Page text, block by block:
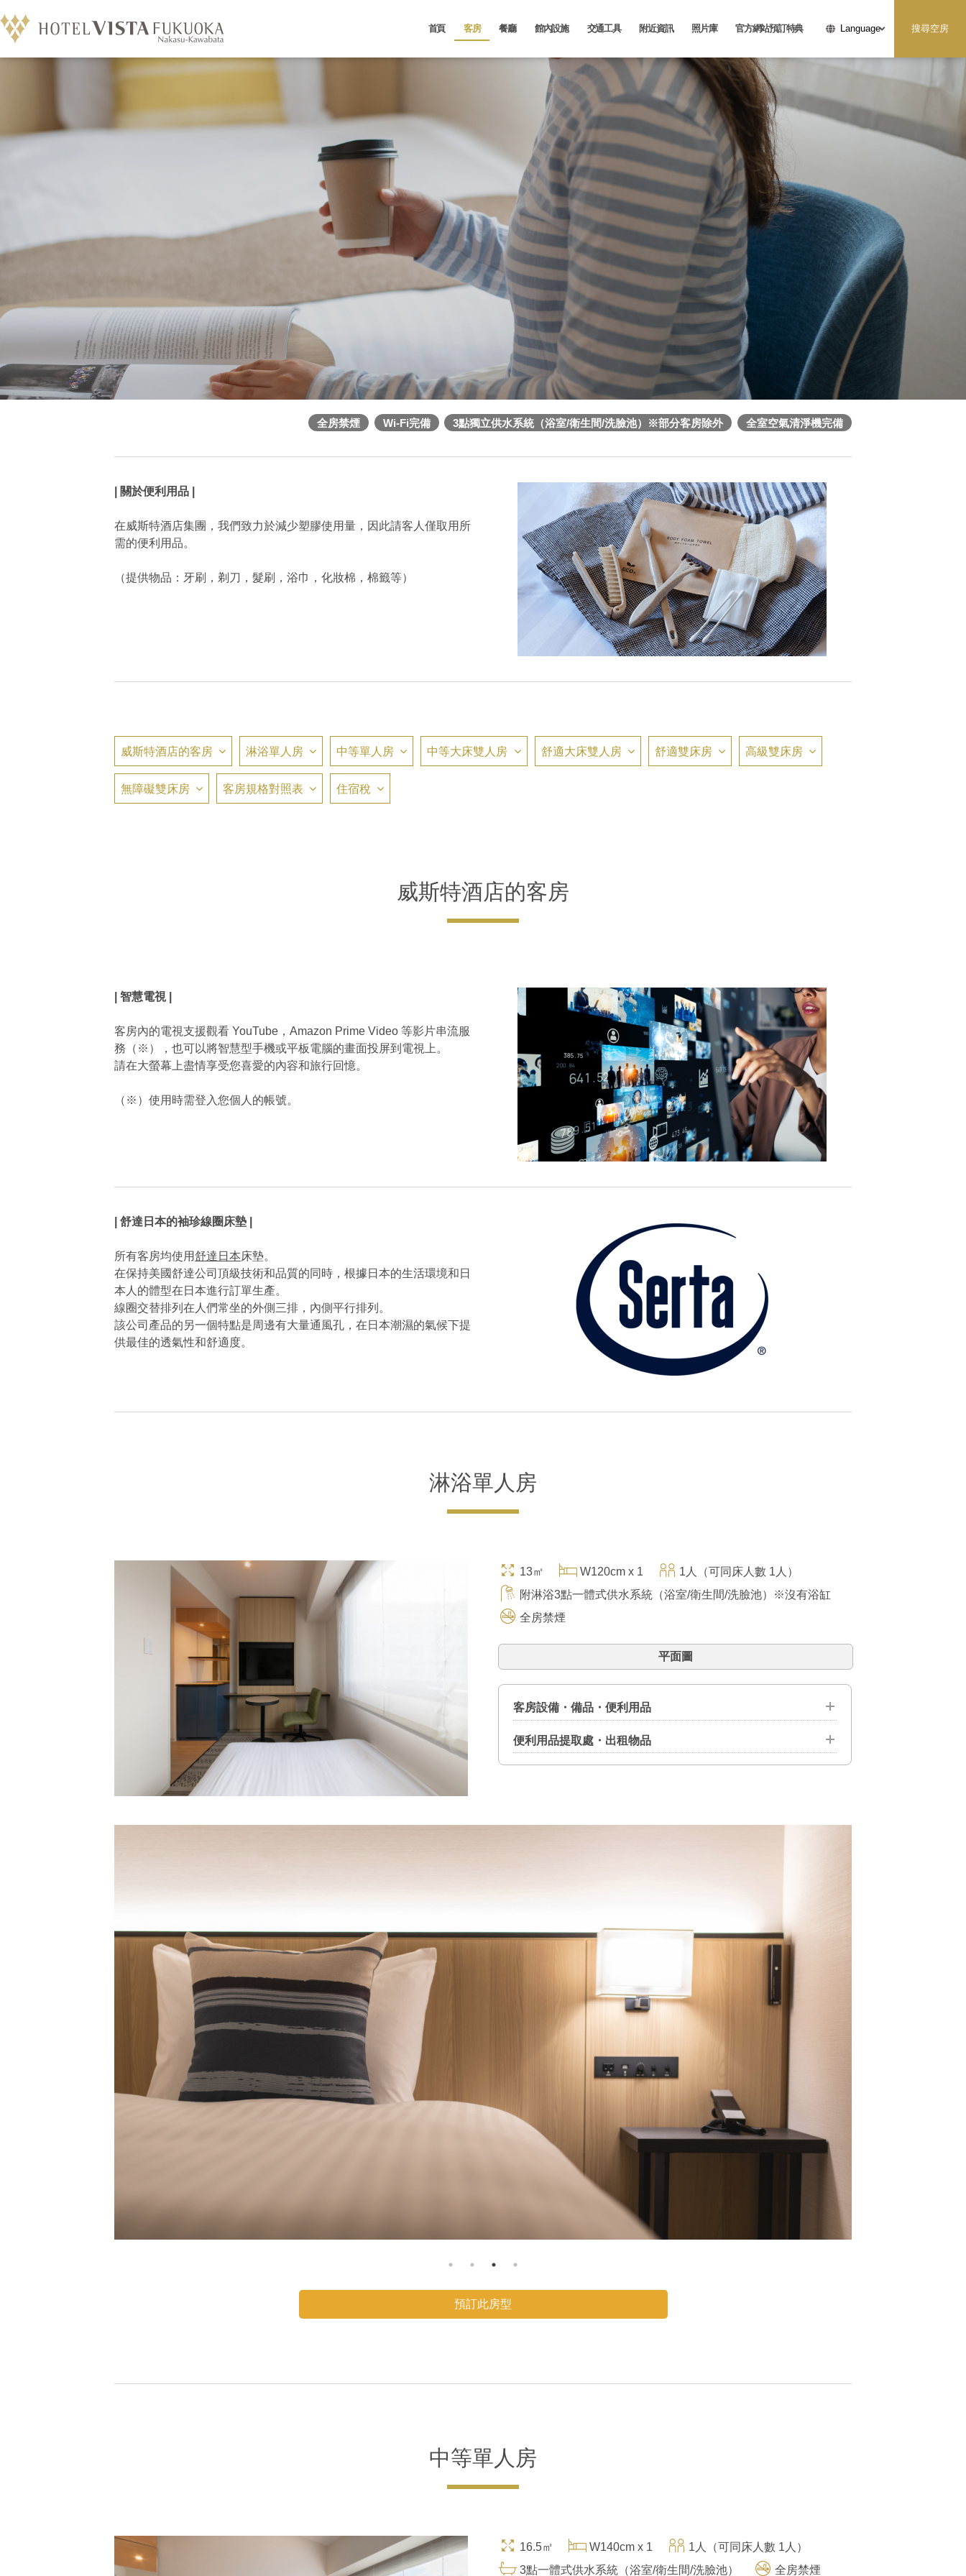
首頁 客房 餐廳 館內設施 交通工具 附近資訊 照片庫 官方網站預訂特典 Language 搜尋空房
全房禁煙 Wi-Fi完備 3點獨立供水系統（浴室/衛生間/洗臉池）※部分客房除外 全室空氣清淨機完備
| 關於便利用品 |
在威斯特酒店集團，我們致力於減少塑膠使用量，因此請客人僅取用所
需的便利用品。
（提供物品：牙刷，剃刀，髮刷，浴巾，化妝棉，棉籤等）
威斯特酒店的客房 淋浴單人房 中等單人房 中等大床雙人房 舒適大床雙人房 舒適雙床房 高級雙床房
無障礙雙床房 客房規格對照表 住宿稅
威斯特酒店的客房
| 智慧電視 |
客房內的電視支援觀看 YouTube，Amazon Prime Video 等影片串流服
務（※），也可以將智慧型手機或平板電腦的畫面投屏到電視上。
請在大螢幕上盡情享受您喜愛的內容和旅行回憶。
（※）使用時需登入您個人的帳號。
| 舒達日本的袖珍線圈床墊 |
所有客房均使用舒達日本床墊。
在保持美國舒達公司頂級技術和品質的同時，根據日本的生活環境和日
本人的體型在日本進行訂單生產。
線圈交替排列在人們常坐的外側三排，內側平行排列。
該公司產品的另一個特點是周邊有大量通風孔，在日本潮濕的氣候下提
供最佳的透氣性和舒適度。
淋浴單人房
13㎡ W120cm x 1
1人（可同床人數 1人）
附淋浴3點一體式供水系統（浴室/衛生間/洗臉池）※沒有浴缸
全房禁煙
平面圖
客房設備・備品・便利用品
設備
液晶電視（附HDMI端子） ／ 網路連線 ／ 電話 ／ 智能馬桶一體式 ／ 空
備品
便利用品提取處・出租物品
預訂此房型
中等單人房
16.5㎡ W140cm x 1
1人（可同床人數 1人）
3點一體式供水系統（浴室/衛生間/洗臉池）
全房禁煙